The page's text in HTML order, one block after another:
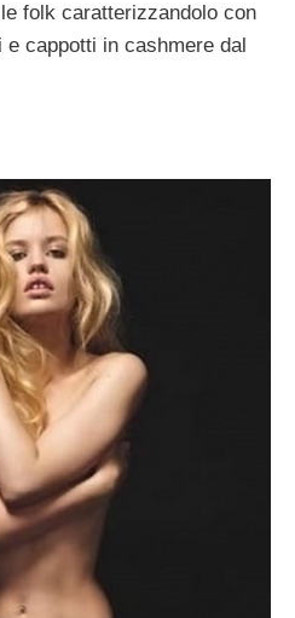
folk caratterizzandolo con
cappotti in cashmere dal